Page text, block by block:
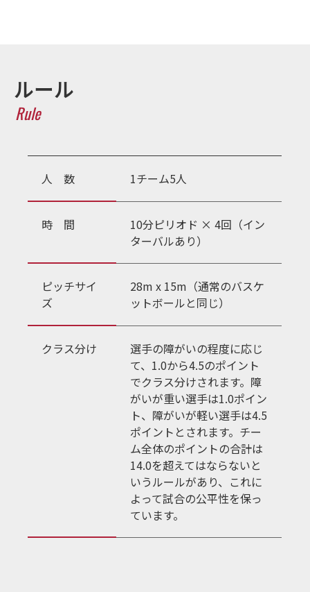
ルール
Rule
人 数 1チーム5人
時 間
10分ピリオド × 4回（イン
ターバルあり）
ピッチサイ
ズ
28m x 15m（通常のバスケ
ットボールと同じ）
クラス分け
選手の障がいの程度に応じ
て、1.0から4.5のポイント
でクラス分けされます。障
がいが重い選手は1.0ポイン
ト、障がいが軽い選手は4.5
ポイントとされます。チー
ム全体のポイントの合計は
14.0を超えてはならないと
いうルールがあり、これに
よって試合の公平性を保っ
ています。